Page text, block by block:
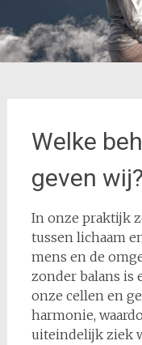
Welke
geven wij?
In onze praktijk
tussen lichaam
mens en de
zonder balans is
onze cellen en
harmonie,
uiteindelijk ziek